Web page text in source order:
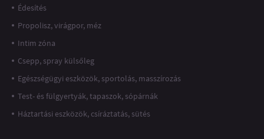
Édesítés
Propolisz, virágpor, méz
Intim zóna
Csepp, spray külsőleg
Egészségügyi eszközök, sportolás, masszírozás
Test- és fülgyertyák, tapaszok, sópárnák
Háztartási eszközök, csíráztatás, sütés